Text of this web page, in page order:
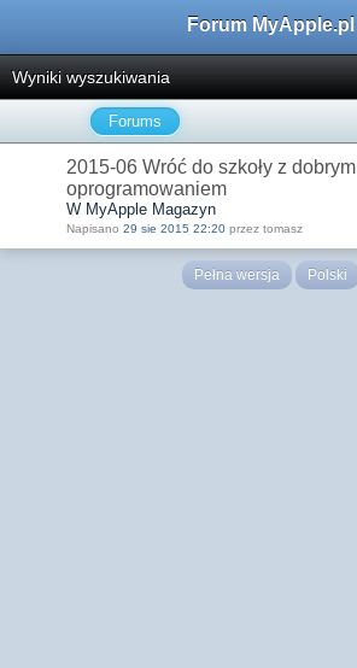
Forum MyApple.pl
Wyniki wyszukiwania
Forums
2015-06 Wróć do szkoły z dobrym
oprogramowaniem
W MyApple Magazyn
Napisano 29 sie 2015 22:20 przez tomasz
Pełna wersja Polski